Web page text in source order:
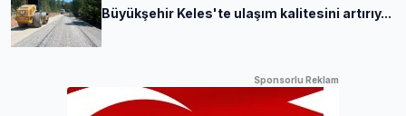
Büyükşehir Keles'te ulaşım kalitesini artırıy...
Sponsorlu Reklam